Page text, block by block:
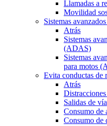
Llamadas a
Movilidad
Sistemas
Atrás
Sistemas
(ADAS)
Sistemas
para motos
Evita conductas de
Atrás
Salidas de vía
Consumo de
Consumo de